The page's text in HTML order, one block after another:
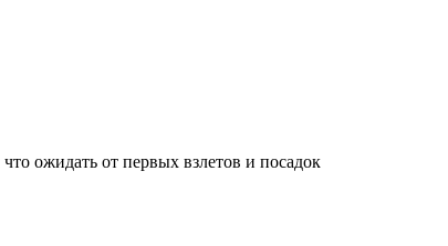
ожидать от первых взлетов и посадок